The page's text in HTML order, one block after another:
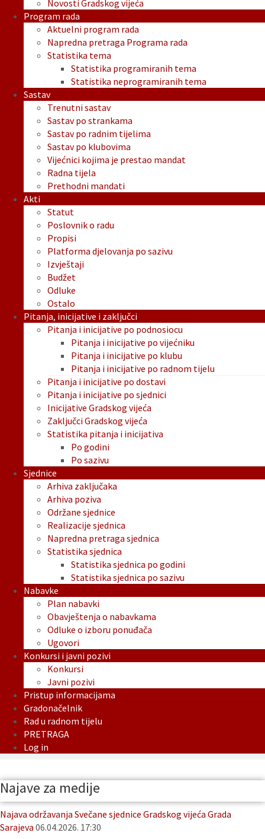
Novosti Gradskog vijeća
Program rada
Aktuelni program rada
Napredna pretraga Programa rada
Statistika tema
Statistika programiranih tema
Statistika neprogramiranih tema
Sastav
Trenutni sastav
Sastav po strankama
Sastav po radnim tijelima
Sastav po klubovima
Vijećnici kojima je prestao mandat
Radna tijela
Prethodni mandati
Akti
Statut
Poslovnik o radu
Propisi
Platforma djelovanja po sazivu
Izvještaji
Budžet
Odluke
Ostalo
Pitanja, inicijative i zaključci
Pitanja i inicijative po podnosiocu
Pitanja i inicijative po vijećniku
Pitanja i inicijative po klubu
Pitanja i inicijative po radnom tijelu
Pitanja i inicijative po dostavi
Pitanja i inicijative po sjednici
Inicijative Gradskog vijeća
Zaključci Gradskog vijeća
Statistika pitanja i inicijativa
Po godini
Po sazivu
Sjednice
Arhiva zaključaka
Arhiva poziva
Održane sjednice
Realizacije sjednica
Napredna pretraga sjednica
Statistika sjednica
Statistika sjednica po godini
Statistika sjednica po sazivu
Nabavke
Plan nabavki
Obavještenja o nabavkama
Odluke o izboru ponuđača
Ugovori
Konkursi i javni pozivi
Konkursi
Javni pozivi
Pristup informacijama
Gradonačelnik
Rad u radnom tijelu
PRETRAGA
Log in
Najave za medije
Najava održavanja Svečane sjednice Gradskog vijeća Grada
Sarajeva 06.04.2026. 17:30